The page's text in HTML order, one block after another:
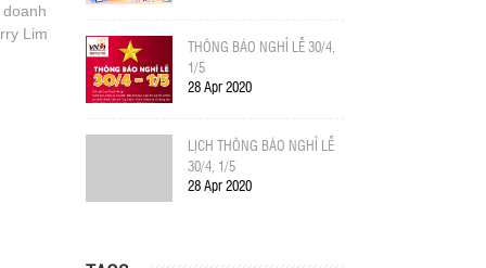
Lim
THÔNG BÁO NGHỈ LỄ 30/4,
1/5
28 Apr 2020
LỊCH THÔNG BÁO NGHỈ LỄ
30/4, 1/5
28 Apr 2020